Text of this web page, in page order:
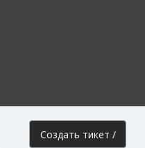
Создать тикет /